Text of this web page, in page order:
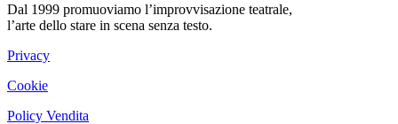
Dal 1999 promuoviamo l’improvvisazione teatrale,
l’arte dello stare in scena senza testo.
Privacy
Cookie
Policy Vendita